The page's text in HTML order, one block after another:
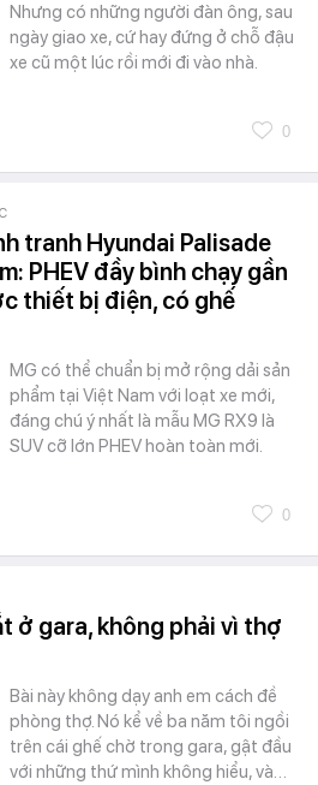
Nhưng có những người đàn ông, sau
ngày giao xe, cứ hay đứng ở chỗ đậu
xe cũ một lúc rồi mới đi vào nhà.
0
tranh Hyundai Palisade
PHEV đầy bình chạy gần
thiết bị điện, có ghế
MG có thể chuẩn bị mở rộng dải sản
phẩm tại Việt Nam với loạt xe mới,
đáng chú ý nhất là mẫu MG RX9 là
SUV cỡ lớn PHEV hoàn toàn mới.
0
ở gara, không phải vì thợ
Bài này không dạy anh em cách đề
phòng thợ. Nó kể về ba năm tôi ngồi
trên cái ghế chờ trong gara, gật đầu
với những thứ mình không hiểu, và…